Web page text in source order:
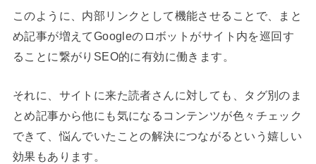
このように、内部リンクとして機能させることで、まと
め記事が増えてGoogleのロボットがサイト内を巡回す
ることに繋がりSEO的に有効に働きます。
それに、サイトに来た読者さんに対しても、タグ別のま
とめ記事から他にも気になるコンテンツが色々チェック
できて、悩んでいたことの解決につながるという嬉しい
効果もあります。